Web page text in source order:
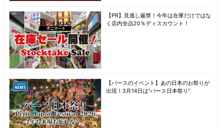
【PR】見逃し厳禁！今年は在庫だけではな
く店内全品20％ディスカウント！
【パースのイベント】あの日本のお祭りが
出現！3月14日は“パース日本祭り”